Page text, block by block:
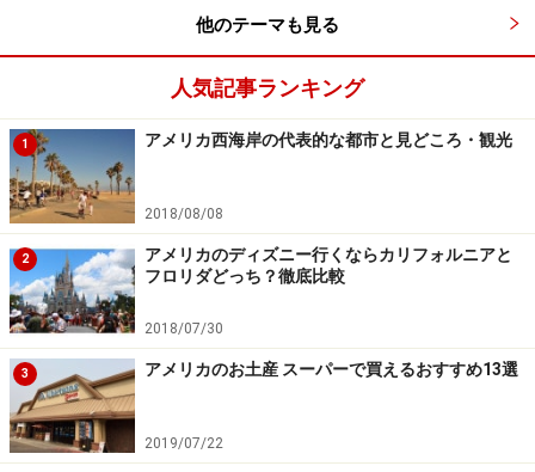
他のテーマも見る
人気記事ランキング
1 アメリカ西海岸の代表的な都市と見どころ・観光
2018/08/08
2
アメリカのディズニー行くならカリフォルニアと
フロリダどっち？徹底比較
2018/07/30
3 アメリカのお土産 スーパーで買えるおすすめ13選
2019/07/22